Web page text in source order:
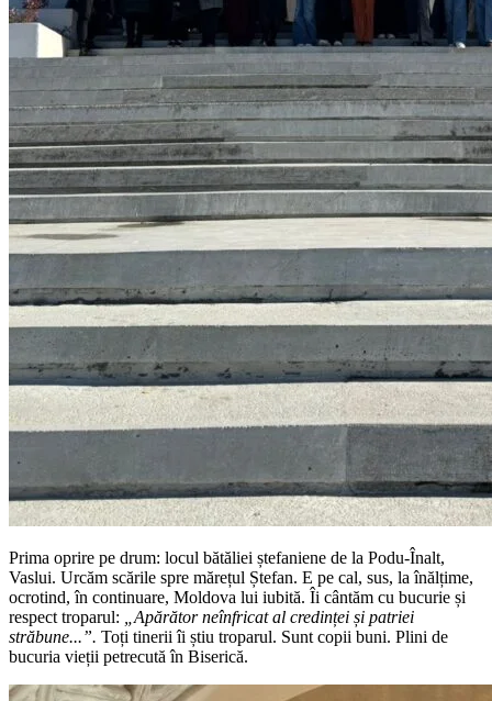
Prima oprire pe drum: locul bătăliei ștefaniene de la Podu-Înalt,
Vaslui. Urcăm scările spre mărețul Ștefan. E pe cal, sus, la înălțime,
ocrotind, în continuare, Moldova lui iubită. Îi cântăm cu bucurie și
respect troparul: „Apărător neînfricat al credinței și patriei
străbune...”. Toți tinerii îi știu troparul. Sunt copii buni. Plini de
bucuria vieții petrecută în Biserică.